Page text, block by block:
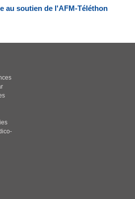
au soutien de l'AFM-Téléthon